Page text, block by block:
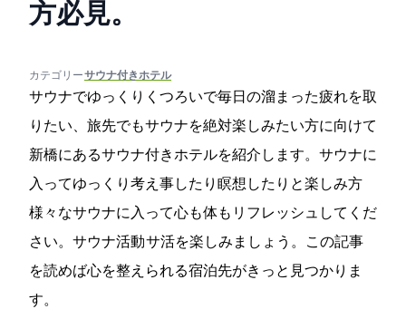
方必見。
カテゴリー:#サウナ付きホテル
サウナでゆっくりくつろいで毎日の溜まった疲れを取
りたい、旅先でもサウナを絶対楽しみたい方に向けて
新橋にあるサウナ付きホテルを紹介します。サウナに
入ってゆっくり考え事したり瞑想したりと楽しみ方
様々なサウナに入って心も体もリフレッシュしてくだ
さい。サウナ活動 サ活を楽しみましょう。この記事
を読めば心を整えられる宿泊先がきっと見つかりま
す。